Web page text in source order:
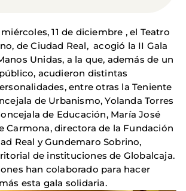
11 de diciembre , el Teatro
de Ciudad Real, acogió la II Gala
Unidas, a la que, además de un
acudieron distintas
entre otras la Teniente
de Urbanismo, Yolanda Torres
de Educación, María José
Carmona, directora de la Fundación
Real y Gundemaro Sobrino,
de instituciones de Globalcaja.
han colaborado para hacer
esta gala solidaria.